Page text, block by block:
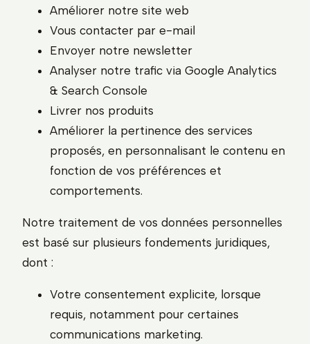
Améliorer notre site web
Vous contacter par e-mail
Envoyer notre newsletter
Analyser notre trafic via Google Analytics
& Search Console
Livrer nos produits
Améliorer la pertinence des services
proposés, en personnalisant le contenu en
fonction de vos préférences et
comportements.
Notre traitement de vos données personnelles
est basé sur plusieurs fondements juridiques,
dont :
Votre consentement explicite, lorsque
requis, notamment pour certaines
communications marketing.